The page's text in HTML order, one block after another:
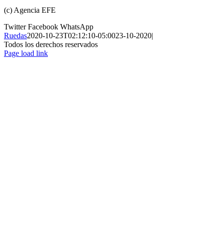
(c) Agencia EFE
TwitterFacebook WhatsApp
Ruedas2020-10-23T02:12:10-05:0023-10-2020|
Todos los derechos reservados
Page load link